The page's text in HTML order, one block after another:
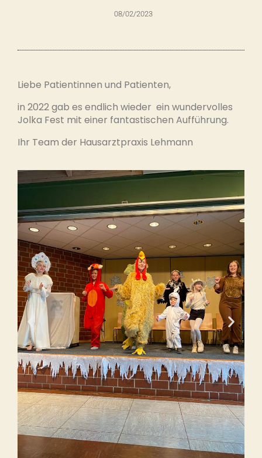
08/02/2023
Liebe Patientinnen und Patienten,
in 2022 gab es endlich wieder ein wundervolles
Jolka Fest mit einer fantastischen Aufführung.
Ihr Team der Hausarztpraxis Lehmann